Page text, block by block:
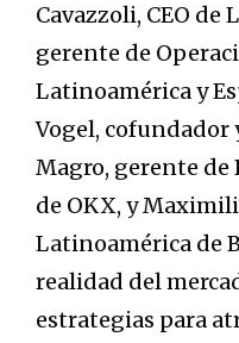
Cavazzoli, CEO de
gerente de
Latinoamérica y
Vogel, cofundador
Magro, gerente de
de OKX, y
Latinoamérica de
realidad del
estrategias para